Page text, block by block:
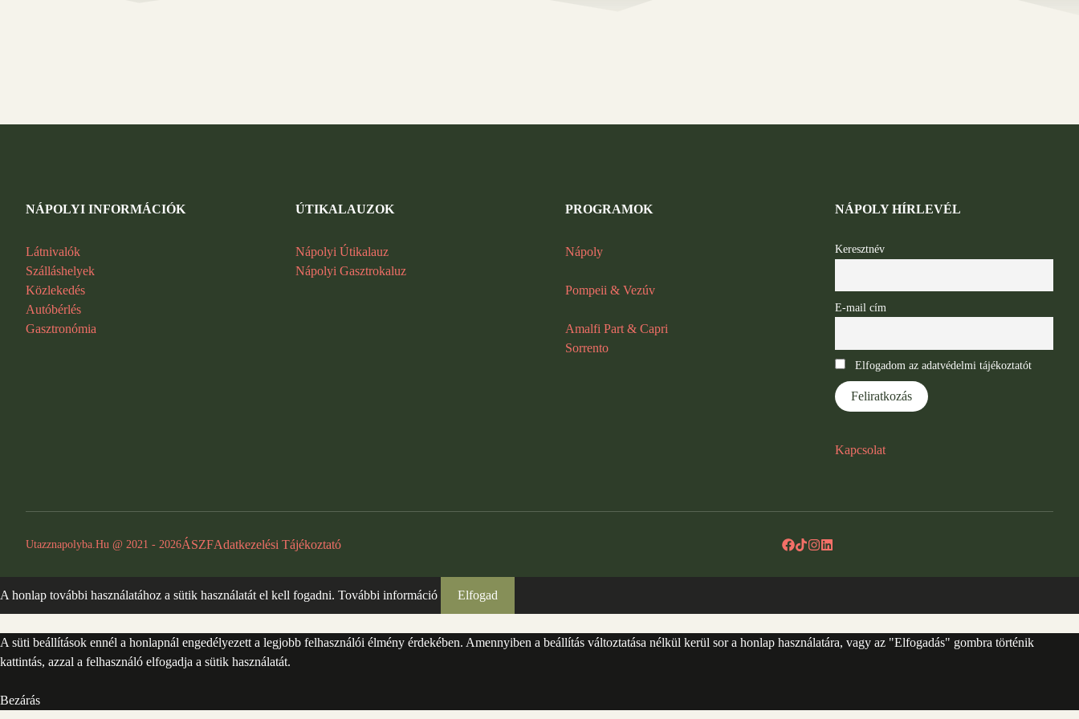
NÁPOLYI INFORMÁCIÓK
Látnivalók
Szálláshelyek
Közlekedés
Autóbérlés
Gasztronómia
ÚTIKALAUZOK
Nápolyi Útikalauz
Nápolyi Gasztrokaluz
PROGRAMOK
Nápoly
Pompeii & Vezúv
Amalfi Part & Capri
Sorrento
NÁPOLY HÍRLEVÉL
Keresztnév
E-mail cím
Elfogadom az adatvédelmi tájékoztatót
Kapcsolat
Utazznapolyba.hu @ 2021 - 2026ÁSZFAdatkezelési Tájékoztató
A honlap további használatához a sütik használatát el kell fogadni. További információ Elfogad
A süti beállítások ennél a honlapnál engedélyezett a legjobb felhasználói élmény érdekében. Amennyiben a beállítás változtatása nélkül kerül sor a honlap használatára, vagy az "Elfogadás" gombra történik
kattintás, azzal a felhasználó elfogadja a sütik használatát.
Bezárás